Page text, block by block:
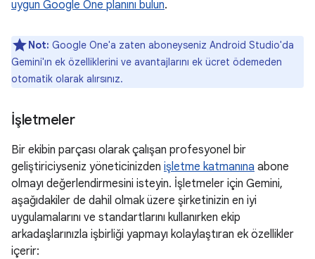
uygun Google One planını bulun.
Not: Google One'a zaten aboneyseniz Android Studio'da
Gemini'ın ek özelliklerini ve avantajlarını ek ücret ödemeden
otomatik olarak alırsınız.
İşletmeler
Bir ekibin parçası olarak çalışan profesyonel bir
geliştiriciyseniz yöneticinizden işletme katmanına abone
olmayı değerlendirmesini isteyin. İşletmeler için Gemini,
aşağıdakiler de dahil olmak üzere şirketinizin en iyi
uygulamalarını ve standartlarını kullanırken ekip
arkadaşlarınızla işbirliği yapmayı kolaylaştıran ek özellikler
içerir: